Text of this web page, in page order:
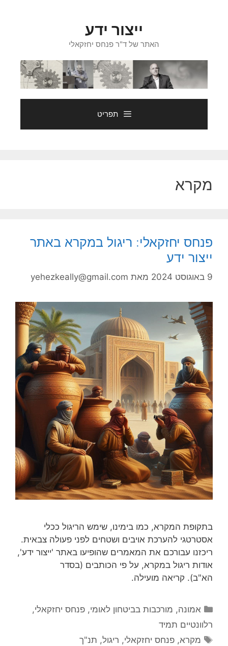
ייצור ידע
האתר של ד"ר פנחס יחזקאלי
תפריט
מקרא
פנחס יחזקאלי: ריגול במקרא באתר
ייצור ידע
9 באוגוסט 2024 מאת yehezkeally@gmail.com
בתקופת המקרא, כמו בימינו, שימש הריגול ככלי
אסטרטגי להערכת אויבים ושטחים לפני פעולה צבאית.
ריכזנו עבורכם את המאמרים שהופיעו באתר 'ייצור ידע',
אודות ריגול במקרא, על פי הכותבים (בסדר
הא"ב). קריאה מועילה.
קטגוריות
אמונה, מורכבות בביטחון לאומי,פנחס יחזקאלי,
רלוונטיים תמיד
תגיות
מקרא,פנחס יחזקאלי, ריגול, תנ"ך